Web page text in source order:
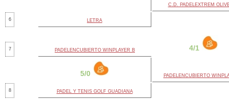
C.D. PADELEXTREM
6 LETRA
4/1
7 PADELENCUBIERTO WINPLAYER B
5/0 PADELENCUBIERTO
8 PADEL Y TENIS GOLF GUADIANA